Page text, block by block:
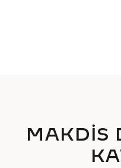
MAKDİS